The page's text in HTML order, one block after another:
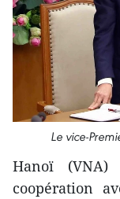
Le vice-
Hanoï
coopération